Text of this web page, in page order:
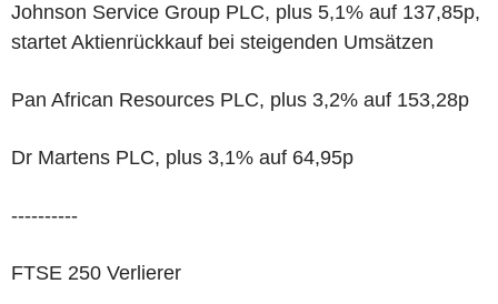
Johnson Service Group PLC, plus 5,1% auf 137,85p,
startet Aktienrückkauf bei steigenden Umsätzen
Pan African Resources PLC, plus 3,2% auf 153,28p
Dr Martens PLC, plus 3,1% auf 64,95p
----------
FTSE 250 Verlierer